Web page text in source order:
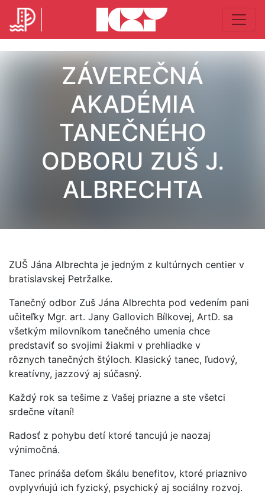
ZÁVEREČNÁ
AKADÉMIA
TANEČNÉHO
ODBORU ZUŠ J.
ALBRECHTA
ZUŠ Jána Albrechta je jedným z kultúrnych centier v
bratislavskej Petržalke.
Tanečný odbor Zuš Jána Albrechta pod vedením pani
učiteľky Mgr. art. Jany Gallovich Bílkovej, ArtD. sa
všetkým milovníkom tanečného umenia chce
predstaviť so svojimi žiakmi v prehliadke v
rôznych tanečných štýloch. Klasický tanec, ľudový,
kreatívny, jazzový aj súčasný.
Každý rok sa tešime z Vašej priazne a ste všetci
srdečne vítaní!
Radosť z pohybu detí ktoré tancujú je naozaj
výnimočná.
Tanec prináša deťom škálu benefitov, ktoré priaznivo
ovplyvńujú ich fyzický, psychický aj sociálny rozvoj.